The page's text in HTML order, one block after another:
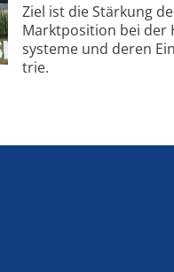
Ziel ist die Stär­kung
Markt­po­si­tion bei der
sys­te­me und de­ren
trie.